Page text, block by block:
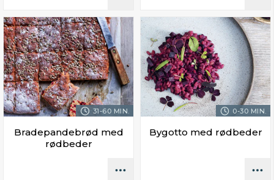
31-60 MIN.
Bradepandebrød med
rødbeder
0-30 MIN.
Bygotto med rødbeder